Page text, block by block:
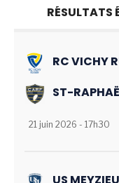
RÉSULTATS
RC VICHY
ST-
21 juin 2026 - 17h30